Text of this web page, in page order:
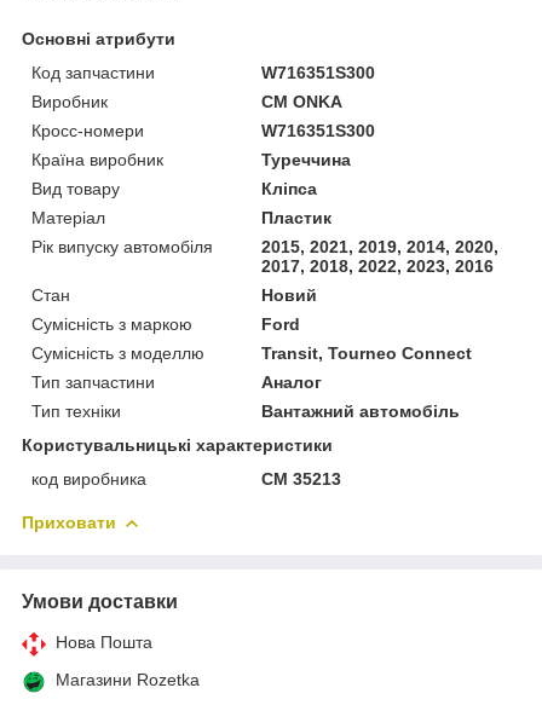
Основні атрибути
Код запчастини
W716351S300
Виробник
CM ONKA
Кросс-номери
W716351S300
Країна виробник
Туреччина
Вид товару
Кліпса
Матеріал
Пластик
Рік випуску автомобіля
2015, 2021, 2019, 2014, 2020,
2017, 2018, 2022, 2023, 2016
Стан
Новий
Сумісність з маркою
Ford
Сумісність з моделлю
Transit, Tourneo Connect
Тип запчастини
Аналог
Тип техніки
Вантажний автомобіль
Користувальницькі характеристики
код виробника
CM 35213
Приховати
Умови доставки
Нова Пошта
Магазини Rozetka